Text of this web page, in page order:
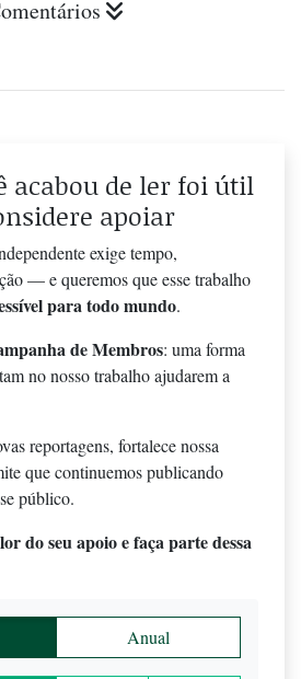
acabou de ler foi útil
apoiar
exige tempo,
— e queremos que esse trabalho
para todo mundo.
de Membros: uma forma
no nosso trabalho ajudarem a
reportagens, fortalece nossa
que continuemos publicando
público.
do seu apoio e faça parte dessa
Anual